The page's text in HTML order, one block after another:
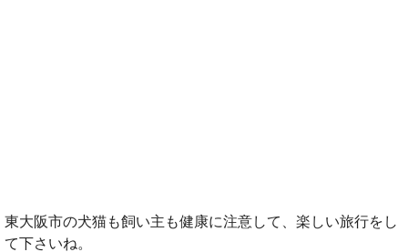
東大阪市の犬猫も飼い主も健康に注意して、楽しい旅行をし
て下さいね。